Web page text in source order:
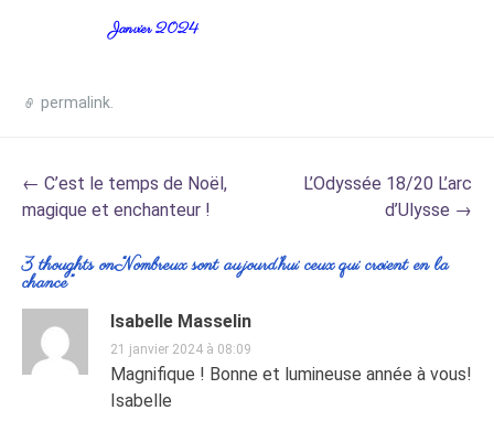
Janvier 2024
permalink.
Post
navigation
← C’est le temps de Noël,
magique et enchanteur !
L’Odyssée 18/20 L’arc
d’Ulysse →
3 thoughts on “Nombreux sont aujourd’hui ceux qui croient en la
chance”
Isabelle Masselin
21 janvier 2024 à 08:09
Magnifique ! Bonne et lumineuse année à vous!
Isabelle